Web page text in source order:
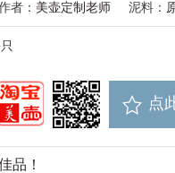
者： 美壶定制老师 泥料：
点
品！